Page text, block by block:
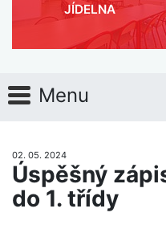
JÍDELNA
Menu
02. 05. 2024
Úspěšný
do 1. třídy